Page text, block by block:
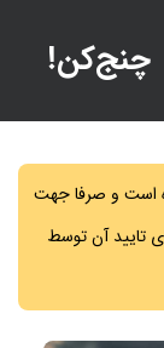
است و صرفا جهت
تایید آن توسط